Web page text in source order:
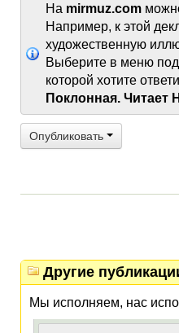
На mirmuz.com
Например, к этой
художественную
Выберите в меню
которой хотите
Поклонная. Читает
Опубликовать
Другие
Мы исполняем, нас